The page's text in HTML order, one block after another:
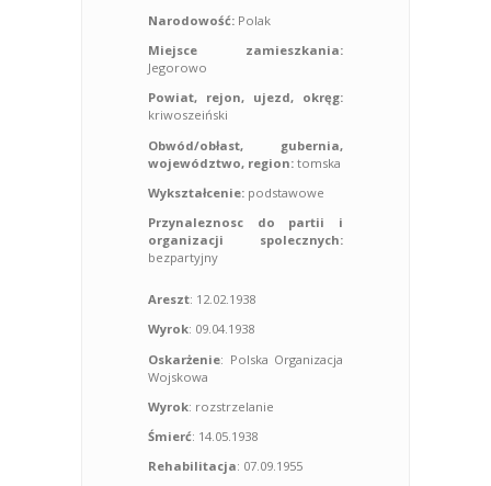
Narodowość: Polak
Miejsce zamieszkania:
Jegorowo
Powiat, rejon, ujezd, okręg:
kriwoszeiński
Obwód/obłast, gubernia,
województwo, region: tomska
Wykształcenie: podstawowe
Przynaleznosc do partii i
organizacji spolecznych:
bezpartyjny
Areszt: 12.02.1938
Wyrok: 09.04.1938
Oskarżenie: Polska Organizacja
Wojskowa
Wyrok: rozstrzelanie
Śmierć: 14.05.1938
Rehabilitacja: 07.09.1955